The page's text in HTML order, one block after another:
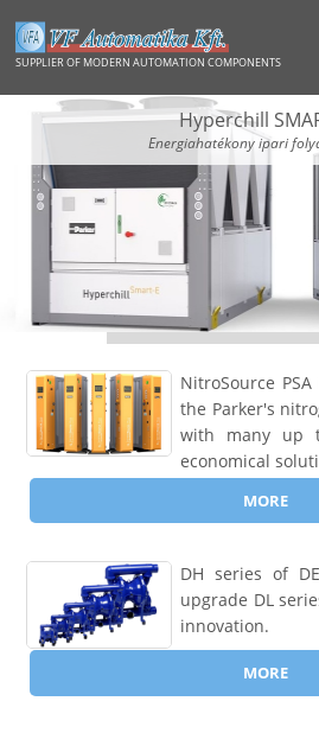
SUPPLIER OF MODERN AUTOMATION COMPONENTS
Hyperchill
Energiahatékony ipari
NitroSource
the Parker's
with many up
economical
MORE
DH series of
upgrade DL
innovation.
MORE